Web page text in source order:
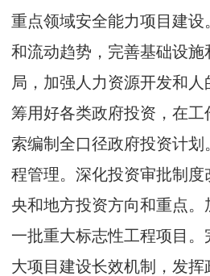
重点领域安全能力项目建
和流动趋势，完善基础设
局，加强人力资源开发和
筹用好各类政府投资，在
索编制全口径政府投资计
程管理。深化投资审批制度
央和地方投资方向和重点
一批重大标志性工程项目
大项目建设长效机制，发